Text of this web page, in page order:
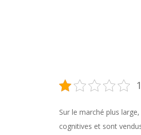
Sur le marché plus
cognitives et sont